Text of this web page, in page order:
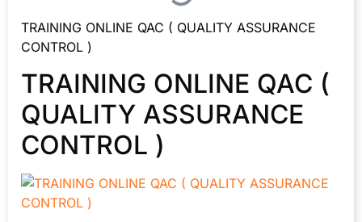
TRAINING ONLINE QAC ( QUALITY ASSURANCE
CONTROL )
TRAINING ONLINE QAC (
QUALITY ASSURANCE
CONTROL )